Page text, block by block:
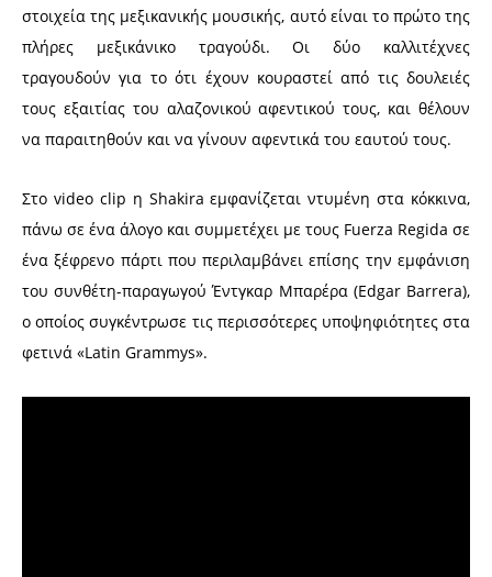
στοιχεία της μεξικανικής μουσικής, αυτό είναι το πρώτο της
πλήρες μεξικάνικο τραγούδι. Οι δύο καλλιτέχνες
τραγουδούν για το ότι έχουν κουραστεί από τις δουλειές
τους εξαιτίας του αλαζονικού αφεντικού τους, και θέλουν
να παραιτηθούν και να γίνουν αφεντικά του εαυτού τους.
Στο video clip η Shakira εμφανίζεται ντυμένη στα κόκκινα,
πάνω σε ένα άλογο και συμμετέχει με τους Fuerza Regida σε
ένα ξέφρενο πάρτι που περιλαμβάνει επίσης την εμφάνιση
του συνθέτη-παραγωγού Έντγκαρ Μπαρέρα (Edgar Barrera),
ο οποίος συγκέντρωσε τις περισσότερες υποψηφιότητες στα
φετινά «Latin Grammys».